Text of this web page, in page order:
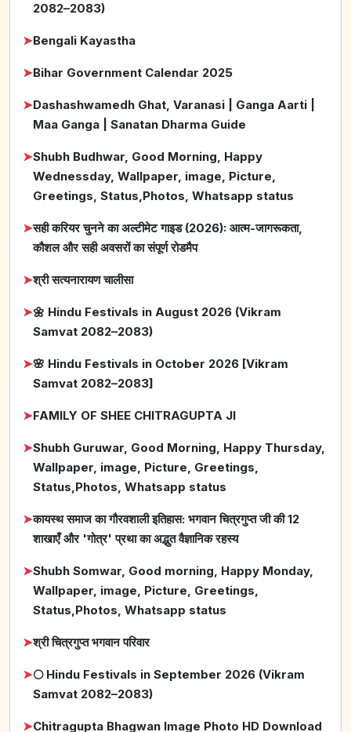
2082–2083)
➤Bengali Kayastha
➤Bihar Government Calendar 2025
➤Dashashwamedh Ghat, Varanasi | Ganga Aarti |
Maa Ganga | Sanatan Dharma Guide
➤Shubh Budhwar, Good Morning, Happy
Wednessday, Wallpaper, image, Picture,
Greetings, Status,Photos, Whatsapp status
➤सही करियर चुनने का अल्टीमेट गाइड (2026): आत्म-जागरूकता,
कौशल और सही अवसरों का संपूर्ण रोडमैप
➤श्री सत्यनारायण चालीसा
➤🌼 Hindu Festivals in August 2026 (Vikram
Samvat 2082–2083)
➤🌸 Hindu Festivals in October 2026 [Vikram
Samvat 2082–2083]
➤FAMILY OF SHEE CHITRAGUPTA JI
➤Shubh Guruwar, Good Morning, Happy Thursday,
Wallpaper, image, Picture, Greetings,
Status,Photos, Whatsapp status
➤कायस्थ समाज का गौरवशाली इतिहास: भगवान चित्रगुप्त जी की 12
शाखाएँ और 'गोत्र' प्रथा का अद्भुत वैज्ञानिक रहस्य
➤Shubh Somwar, Good morning, Happy Monday,
Wallpaper, image, Picture, Greetings,
Status,Photos, Whatsapp status
➤श्री चित्रगुप्त भगवान परिवार
➤🌕 Hindu Festivals in September 2026 (Vikram
Samvat 2082–2083)
➤Chitragupta Bhagwan Image Photo HD Download